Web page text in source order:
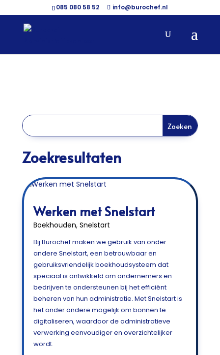
085 080 58 52 info@burochef.nl
Zoekresultaten
Werken met Snelstart
Boekhouden, Snelstart
Bij Burochef maken we gebruik van onder
andere Snelstart, een betrouwbaar en
gebruiksvriendelijk boekhoudsysteem dat
speciaal is ontwikkeld om ondernemers en
bedrijven te ondersteunen bij het efficiënt
beheren van hun administratie. Met Snelstart is
het onder andere mogelijk om bonnen te
digitaliseren, waardoor de administratieve
verwerking eenvoudiger en overzichtelijker
wordt.